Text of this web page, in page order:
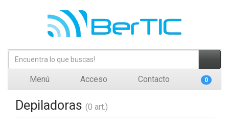
Menú Acceso Contacto 0
Depiladoras (0 art.)